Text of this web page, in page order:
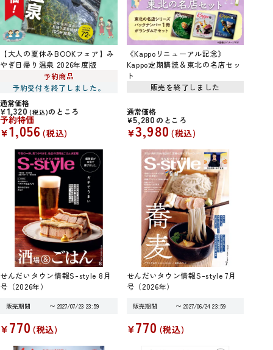
【大人の夏休みBOOKフェア】み
やぎ日帰り温泉 2026年度版
予約商品
予約受付を終了しました。
通常価格
¥1,320 税込 のところ
予約特価
¥1,056 税込
《Kappoリニューアル記念》
Kappo定期購読＆東北の名店セッ
ト
販売を終了しました
通常価格
¥5,280のところ
¥3,980 税込
せんだいタウン情報S-style 8月
号（2026年）
販売期間 〜 2027/07/23 23:59
¥770 税込
せんだいタウン情報S-style 7月
号（2026年）
販売期間 〜 2027/06/24 23:59
¥770 税込